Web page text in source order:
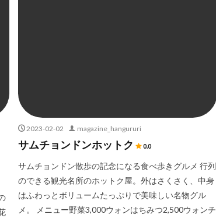
2023-02-02 magazine_hangururi
サムチョンドンホットク 0.0
サムチョンドン散歩の記念になる食べ歩きグルメ 行列
のできる観光名所のホットク屋。外はさくさく、中身
はふわっとボリュームたっぷりで美味しい名物グル
メ。 メニュー野菜3,000ウォンはちみつ2,500ウォンチ